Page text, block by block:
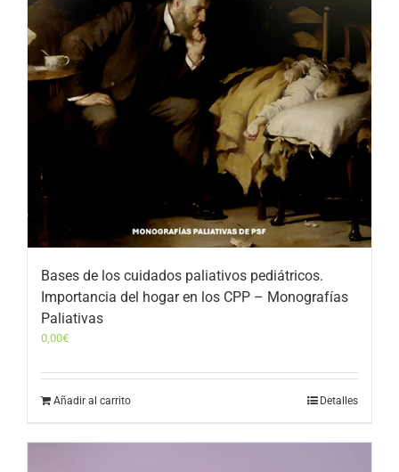
Bases de los cuidados paliativos pediátricos.
Importancia del hogar en los CPP – Monografías
Paliativas
0,00€
Añadir al carrito Detalles